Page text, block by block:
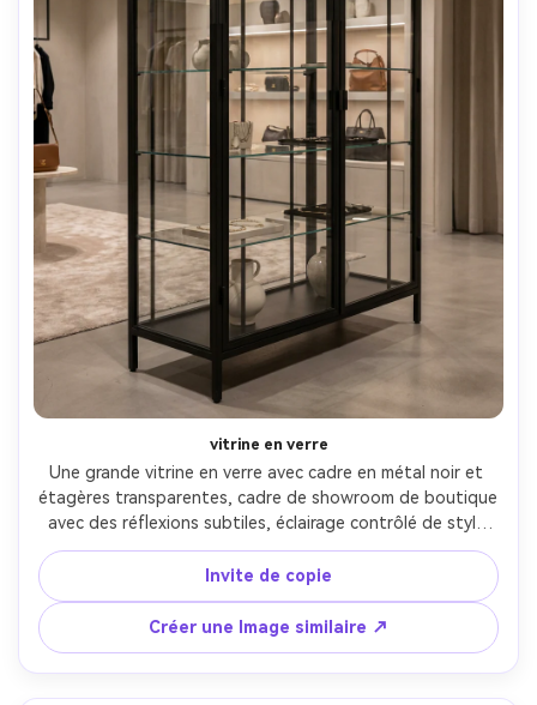
vitrine en verre
Une grande vitrine en verre avec cadre en métal noir et
étagères transparentes, cadre de showroom de boutique
avec des réflexions subtiles, éclairage contrôlé de style
studio pour éviter l'éblouissement, prise sur Canon EOS
R6, 50 mm, f/8, bords en verre photoréalistes et texture
métallique, look haut de gamme de catalogue de vente
au détail-AR 4:5
Invite de copie
Créer une Image similaire ↗